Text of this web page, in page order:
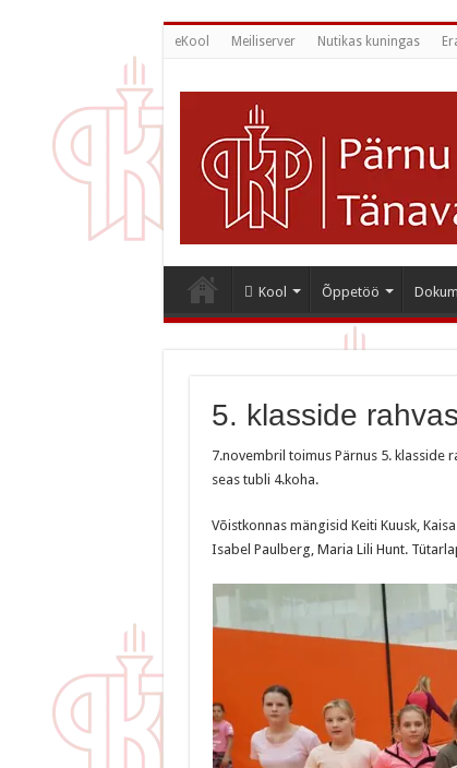
eKool Meiliserver Nutikas kuningas
Kool Õppetöö
5. klasside
7.novembril toimus Pärnus 5. klasside
seas tubli 4.koha.
Võistkonnas mängisid Keiti Kuusk,
Isabel Paulberg, Maria Lili Hunt.